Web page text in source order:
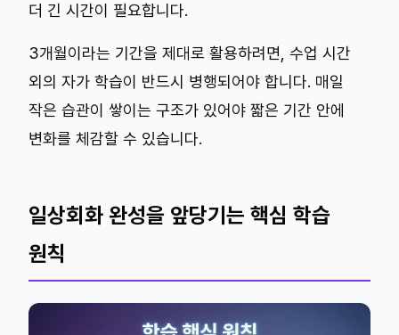
더 긴 시간이 필요합니다.
3개월이라는 기간을 제대로 활용하려면, 수업 시간
외의 자가 학습이 반드시 병행되어야 합니다. 매일
작은 습관이 쌓이는 구조가 있어야 짧은 기간 안에
변화를 체감할 수 있습니다.
일상회화 완성을 앞당기는 핵심 학습
원칙